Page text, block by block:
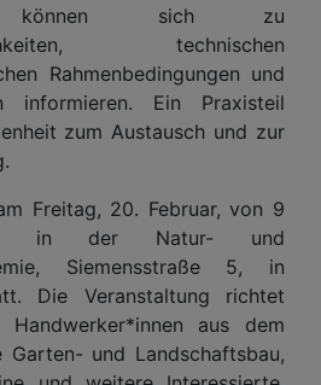
können sich zu
technischen
Rahmenbedingungen und
informieren. Ein Praxisteil
zum Austausch und zur
Freitag, 20. Februar, von 9
in der Natur- und
Siemensstraße 5, in
Die Veranstaltung richtet
aus dem
Garten- und Landschaftsbau,